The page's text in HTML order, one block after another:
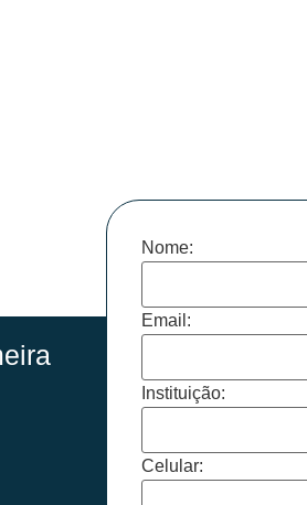
Nome:
Email:
Instituição:
Celular: